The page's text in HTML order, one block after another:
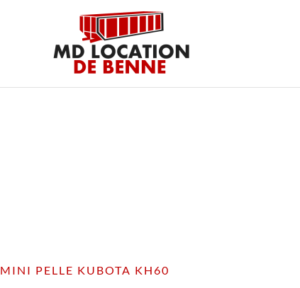
MINI PELLE KUBOTA KH60